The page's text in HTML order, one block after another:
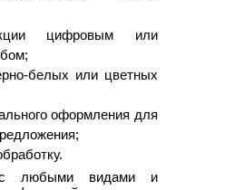
цифровым или
белых или цветных
оформления для
любыми видами и